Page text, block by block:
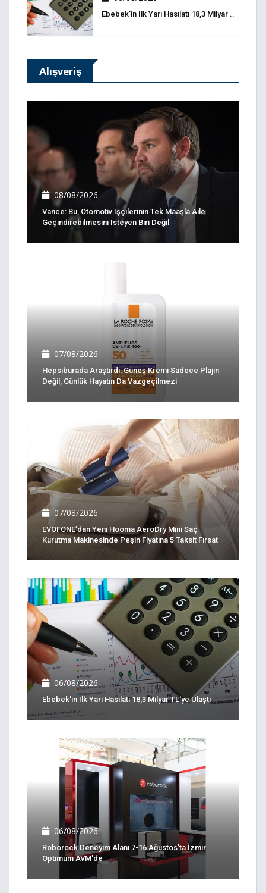
Ebebek'in Ilk Yarı Hasılatı 18,3 Milyar ..
Alışveriş
08/08/2026
Vance: Bu, Otomotiv Işçilerinin Tek Maaşla Aile
Geçindirebilmesini Isteyen Biri Değil
07/08/2026
Hepsiburada Araştırdı: Güneş Kremi Sadece Plajın
Değil, Günlük Hayatın Da Vazgeçilmezi
07/08/2026
EVOFONE’dan Yeni Hooma AeroDry Mini Saç
Kurutma Makinesinde Peşin Fiyatına 5 Taksit Fırsat
06/08/2026
Ebebek'in Ilk Yarı Hasılatı 18,3 Milyar TL'ye Ulaştı
06/08/2026
Roborock Deneyim Alanı 7-16 Ağustos'ta İzmir
Optimum AVM'de